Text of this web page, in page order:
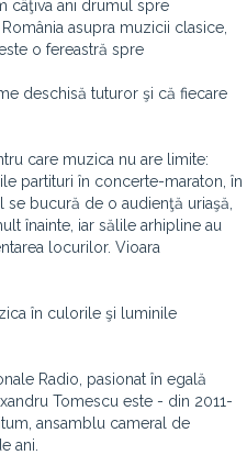
câţiva ani drumul spre
asupra muzicii clasice,
o fereastră spre
deschisă tuturor şi că fiecare
care muzica nu are limite:
partituri în concerte-maraton, în
bucură de o audienţă uriaşă,
înainte, iar sălile arhipline au
locurilor. Vioara
în culorile şi luminile
Radio, pasionat în egală
Tomescu este - din 2011-
ansamblu cameral de
ani.